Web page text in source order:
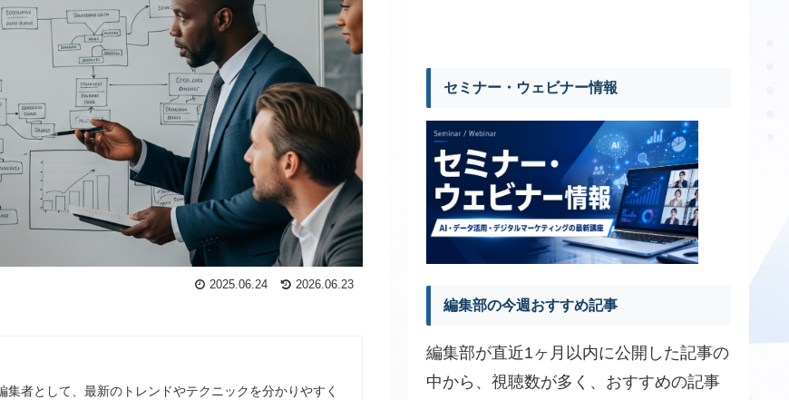
2025.06.24 2026.06.23
集者として、最新のトレンドやテクニックを分かりやすく
セミナー・ウェビナー情報
編集部の今週おすすめ記事
編集部が直近1ヶ月以内に公開した記事の
中から、視聴数が多く、おすすめの記事